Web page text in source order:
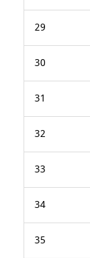
29
30
31
32
33
34
35